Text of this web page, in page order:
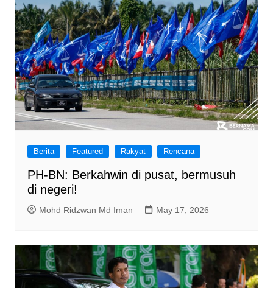
Berita Featured Rakyat Rencana
PH-BN: Berkahwin di pusat, bermusuh
di negeri!
Mohd Ridzwan Md Iman May 17, 2026